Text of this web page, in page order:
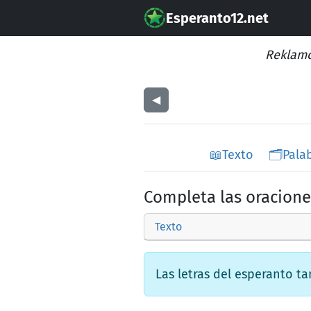
Esperanto12.net
◀︎
📖Texto 🗂️
Completa las
Texto
Las letras del esperanto